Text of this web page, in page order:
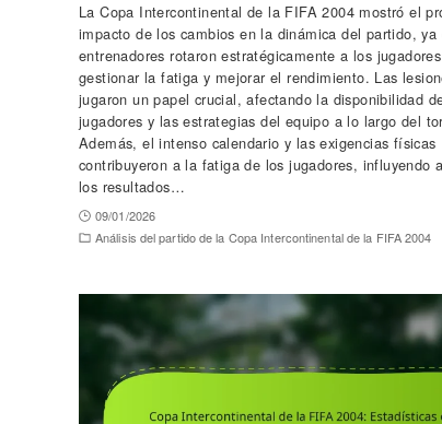
La Copa Intercontinental de la FIFA 2004 mostró el
impacto de los cambios en la dinámica del partido, ya
entrenadores rotaron estratégicamente a los
gestionar la fatiga y mejorar el rendimiento. Las
jugaron un papel crucial, afectando la disponibilidad
jugadores y las estrategias del equipo a lo largo del
Además, el intenso calendario y las exigencias físicas
contribuyeron a la fatiga de los jugadores, influyendo
los resultados…
09/01/2026
Análisis del partido de la Copa Intercontinental de la FIFA 2004